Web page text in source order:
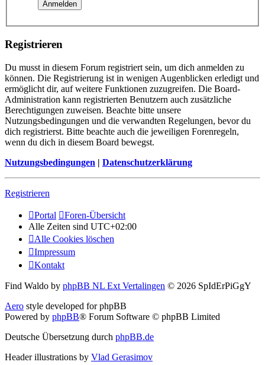
Registrieren
Du musst in diesem Forum registriert sein, um dich anmelden zu
können. Die Registrierung ist in wenigen Augenblicken erledigt und
ermöglicht dir, auf weitere Funktionen zuzugreifen. Die Board-
Administration kann registrierten Benutzern auch zusätzliche
Berechtigungen zuweisen. Beachte bitte unsere
Nutzungsbedingungen und die verwandten Regelungen, bevor du
dich registrierst. Bitte beachte auch die jeweiligen Forenregeln,
wenn du dich in diesem Board bewegst.
Nutzungsbedingungen | Datenschutzerklärung
Registrieren
Portal
Foren-Übersicht
Alle Zeiten sind UTC+02:00
Alle Cookies löschen
Impressum
Kontakt
Find Waldo by phpBB NL Ext Vertalingen © 2026 SpIdErPiGgY
Aero style developed for phpBB
Powered by phpBB® Forum Software © phpBB Limited
Deutsche Übersetzung durch phpBB.de
Header illustrations by Vlad Gerasimov